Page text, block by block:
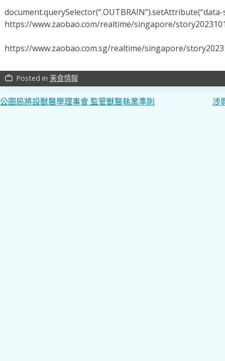
document.querySelector(“.OUTBRAIN”).setAttribute(“data-
https://www.zaobao.com/realtime/singapore/
https://www.zaobao.com.sg/realtime/singapore/
work_outline Posted in 美食情報
文
公園局將設獸醫學理事會 監管獸醫執業準則 涉